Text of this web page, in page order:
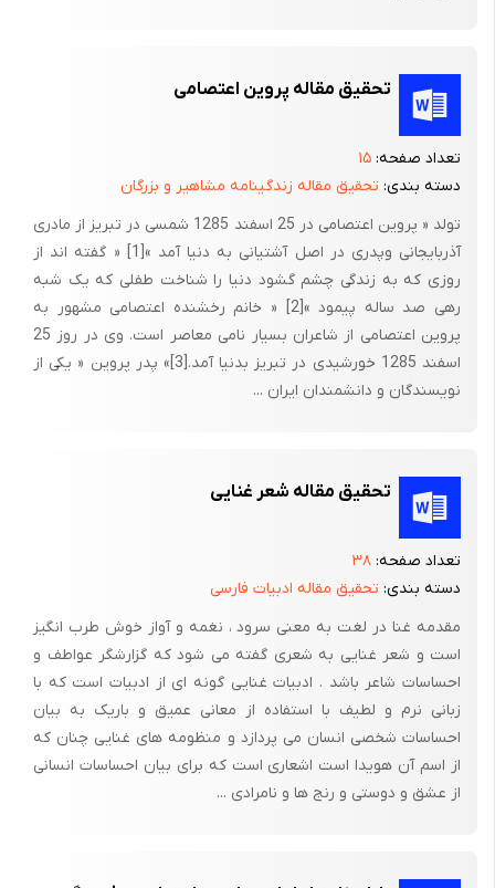
فصل دوم
زبان و ادبیات عربی و فارسی در دوره صفویه و علمای قرن دهم
2-1 مقدمه
همواره تاریخ و ادب مقوله ای پرجاذبه، زیبا و دوست داشتنی برای بشر
اند. و گاه به عنوان سرگرمی یا به منظور تجربه اندوزی از آن بهره می
فراوانی مطالب در رابطه با تاریخ قابل توجه است و بیشتر به چشم
میخورد. به سبب انکه اغلب شاعران ایرانی با ادبیات عرب که مدیون
قران و اموزه های دینی، بلاغی، حکمی و ادبی است مانوسند .بنابراین در
طول تاریخ ادبیات ایران فارسی زبانان عربی سرای فراوانی را میتوان
معرفی کرد و اثار انهارا بررسی نمود .
در روزگار معاصر، موضوع زبان و ادب عربی در ایران ، هنوز چنانکه باید
تحقیق مقاله پروین اعتصامی
تعداد صفحه: ۱۵
دسته بندی: تحقیق مقاله زندگینامه مشاهیر و بزرگان
تولد « پروین اعتصامی در 25 اسفند 1285 شمسی در تبریز از مادری
آذربایجانی وپدری در اصل آشتیانی به دنیا آمد »[1] « گفته اند از
روزی که به زندگی چشم گشود دنیا را شناخت طفلی که یک شبه
رهی صد ساله پیمود »[2] « خانم رخشنده اعتصامی مشهور به
پروین اعتصامی از شاعران بسیار نامی معاصر است. وی در روز 25
اسفند 1285 خورشیدی در تبریز بدنیا آمد.[3]» پدر پروین « یکی از
نویسندگان و دانشمندان ایران ...
تحقیق مقاله شعر غنایی
تعداد صفحه: ۳۸
دسته بندی: تحقیق مقاله ادبیات فارسی
مقدمه غنا در لغت به معنی سرود ، نغمه و آواز خوش طرب انگیز
است و شعر غنایی به شعری گفته می شود که گزارشگر عواطف و
احساسات شاعر باشد . ادبیات غنایی گونه ای از ادبیات است که با
زبانی نرم و لطیف با استفاده از معانی عمیق و باریک به بیان
احساسات شخصی انسان می پردازد و منظومه های غنایی چنان که
از اسم آن هویدا است اشعاری است که برای بیان احساسات انسانی
از عشق و دوستی و رنج ها و نامرادی ...